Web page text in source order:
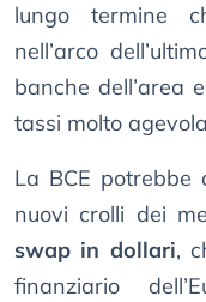
lungo termine
nell’arco
banche dell’area
tassi molto
La BCE
nuovi crolli dei
swap in dollari,
finanziario